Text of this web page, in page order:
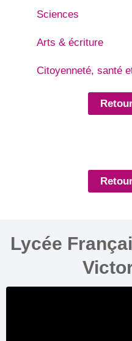
Sciences
Arts & écriture
Citoyenneté, santé
Lycée